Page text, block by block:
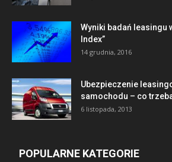
Wyniki badań leasingu
Index”
14 grudnia, 2016
Ubezpieczenie
samochodu – co
6 listopada, 2013
POPULARNE KATEGORIE